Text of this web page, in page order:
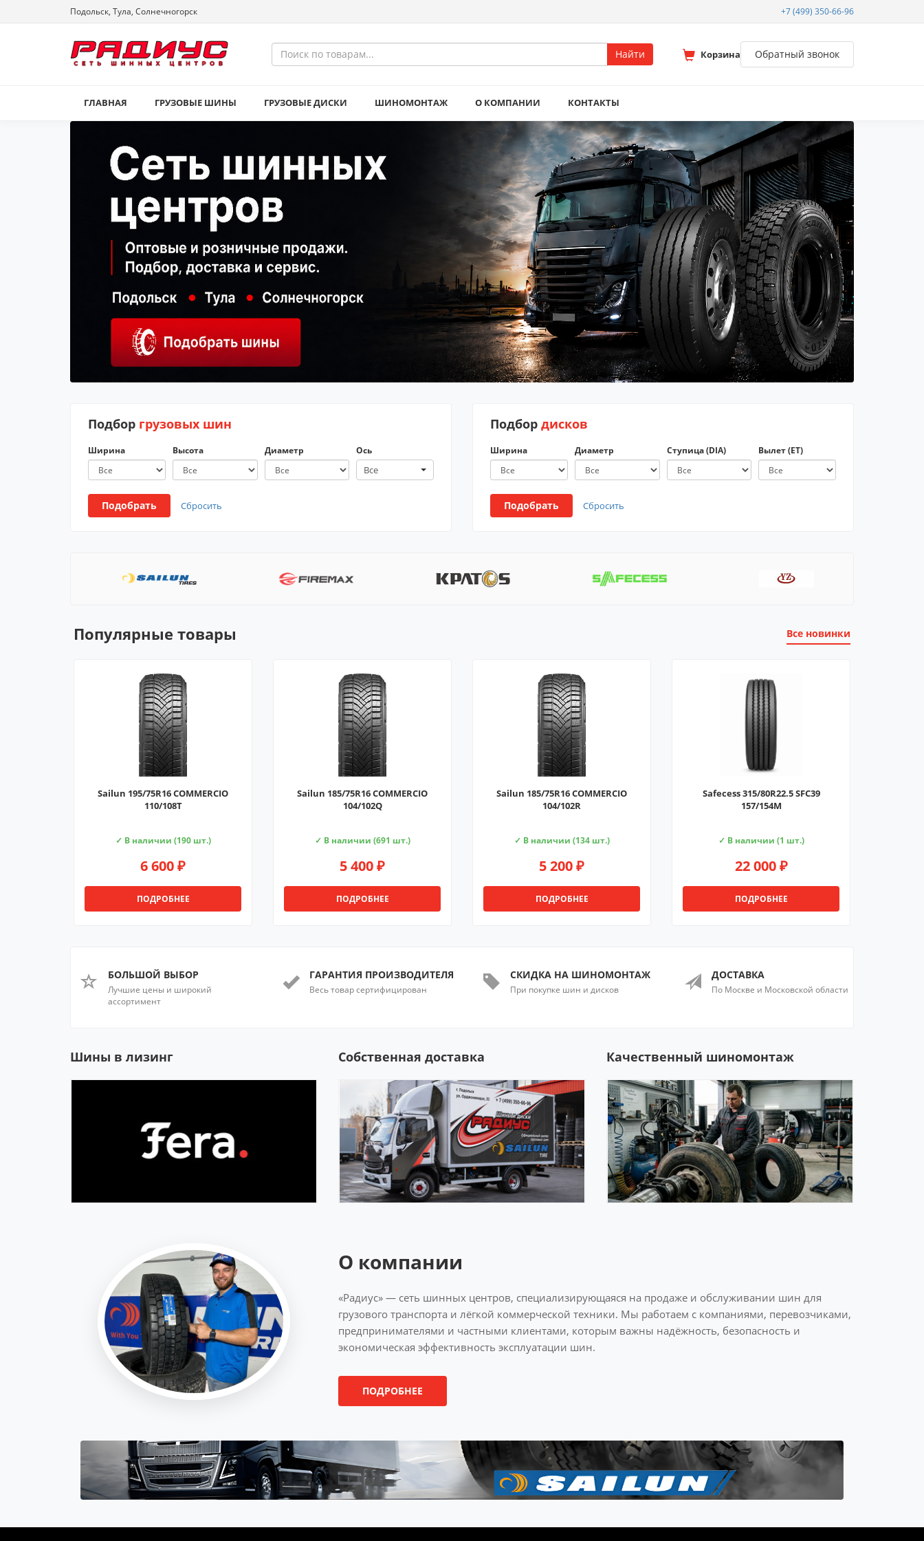
Подольск, Тула, Солнечногорск +7 (499) 350-66-96
Найти Корзина Обратный звонок
ГЛАВНАЯ ГРУЗОВЫЕ ШИНЫ ГРУЗОВЫЕ ДИСКИ ШИНОМОНТАЖ О КОМПАНИИ КОНТАКТЫ
Подбор грузовых шин
Ширина Высота Диаметр Ось
Все
Подобрать Сбросить
Подбор дисков
Ширина Диаметр Ступица (DIA) Вылет (ET)
Подобрать Сбросить
Популярные товары Все новинки
Sailun 195/75R16 COMMERCIO
110/108T
✓ В наличии (190 шт.)
6 600 ₽
ПОДРОБНЕЕ
Sailun 185/75R16 COMMERCIO
104/102Q
✓ В наличии (691 шт.)
5 400 ₽
ПОДРОБНЕЕ
Sailun 185/75R16 COMMERCIO
104/102R
✓ В наличии (134 шт.)
5 200 ₽
ПОДРОБНЕЕ
Safecess 315/80R22.5 SFC39
157/154M
✓ В наличии (1 шт.)
22 000 ₽
ПОДРОБНЕЕ
БОЛЬШОЙ ВЫБОР
Лучшие цены и широкий
ассортимент
ГАРАНТИЯ ПРОИЗВОДИТЕЛЯ
Весь товар сертифицирован
СКИДКА НА ШИНОМОНТАЖ
При покупке шин и дисков
ДОСТАВКА
По Москве и Московской области
Шины в лизинг Собственная доставка Качественный шиномонтаж
О компании
«Радиус» — сеть шинных центров, специализирующаяся на продаже и обслуживании шин для
грузового транспорта и лёгкой коммерческой техники. Мы работаем с компаниями, перевозчиками,
предпринимателями и частными клиентами, которым важны надёжность, безопасность и
экономическая эффективность эксплуатации шин.
ПОДРОБНЕЕ